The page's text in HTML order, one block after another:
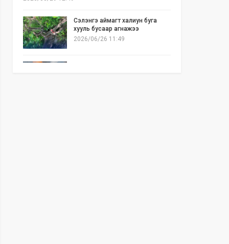
Сэлэнгэ аймагт халиун буга
хууль бусаар агнажээ
2026/06/26 11:49